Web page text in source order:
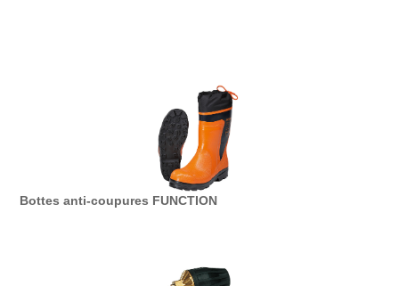
Bottes anti-coupures FUNCTION